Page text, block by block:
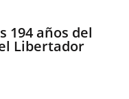
194 años del
Libertador